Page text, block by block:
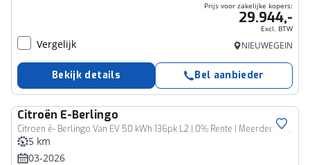
Prijs voor zakelijke kopers:
29.944,-
Excl. BTW
Vergelijk NIEUWEGEIN
Bekijk details Bel aanbieder
Citroën E-Berlingo
Citroen ë- Berlingo Van EV 50 kWh 136pk L2 | 0% Rente | Meerdere Kleuren Leverbaar | Long | Rondom Camera Zicht | Navigatie | Carplay
Bedrijfswagen
5 km
03-2026